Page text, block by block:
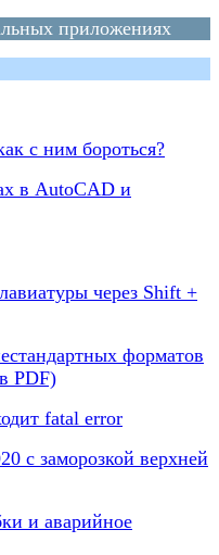
приложениях
с ним бороться?
в AutoCAD и
через Shift +
форматов
PDF)
fatal error
с заморозкой верхней
и аварийное